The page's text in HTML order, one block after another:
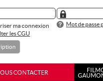
ma connexion
Mot de passe
les CGU
CONTACTER